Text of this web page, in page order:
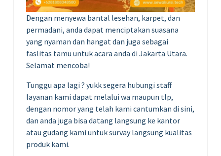
Dengan menyewa bantal lesehan, karpet, dan
permadani, anda dapat menciptakan suasana
yang nyaman dan hangat dan juga sebagai
faslitas tamu untuk acara anda di Jakarta Utara.
Selamat mencoba!
Tunggu apa lagi ? yukk segera hubungi staff
layanan kami dapat melalui wa maupun tlp,
dengan nomor yang telah kami cantumkan di sini,
dan anda juga bisa datang langsung ke kantor
atau gudang kami untuk survay langsung kualitas
produk kami.